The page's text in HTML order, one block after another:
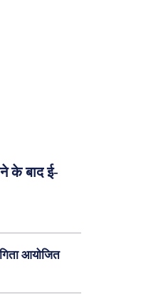
के बाद ई-
आयोजित